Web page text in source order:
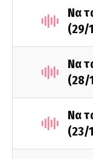
Να
(29/
Να
(28/
Να
(23/